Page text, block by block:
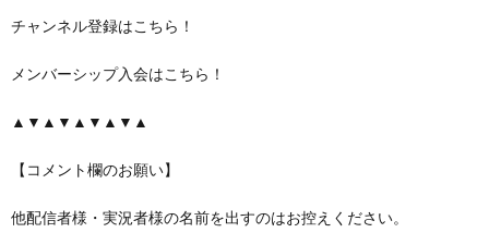
チャンネル登録はこちら！
メンバーシップ入会はこちら！
▲▼▲▼▲▼▲▼▲
【コメント欄のお願い】
他配信者様・実況者様の名前を出すのはお控えください。